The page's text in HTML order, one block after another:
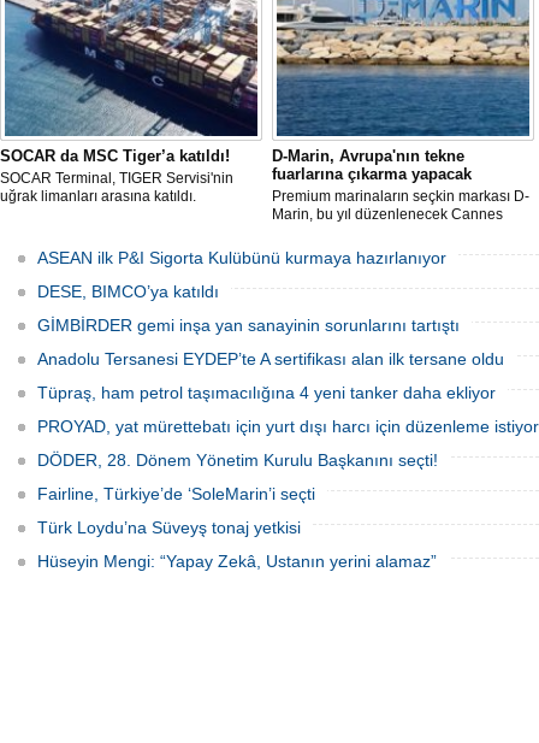
hızlı şekilde tamamlandı" dedi
SOCAR da MSC Tiger’a katıldı!
SOCAR Terminal, TIGER Servisi'nin
uğrak limanları arasına katıldı.
D-Marin, Avrupa'nın tekne
fuarlarına çıkarma yapacak
Premium marinaların seçkin markası D-
Marin, bu yıl düzenlenecek Cannes
Uluslararası Tekne Fuarı'nda
ziyaretçileriyle yeniden buluşmaya
hazırlanıyor.
ASEAN ilk P&I Sigorta Kulübünü kurmaya hazırlanıyor
DESE, BIMCO’ya katıldı
GİMBİRDER gemi inşa yan sanayinin sorunlarını tartıştı
Anadolu Tersanesi EYDEP’te A sertifikası alan ilk tersane oldu
Tüpraş, ham petrol taşımacılığına 4 yeni tanker daha ekliyor
PROYAD, yat mürettebatı için yurt dışı harcı için düzenleme istiyor
DÖDER, 28. Dönem Yönetim Kurulu Başkanını seçti!
Fairline, Türkiye’de ‘SoleMarin’i seçti
Türk Loydu’na Süveyş tonaj yetkisi
Hüseyin Mengi: “Yapay Zekâ, Ustanın yerini alamaz”